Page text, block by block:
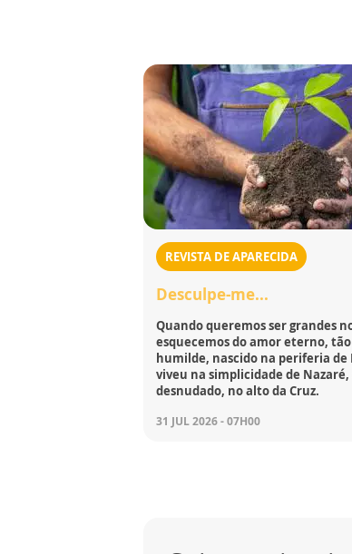
REVISTA DE APARECIDA
Desculpe-me...
Quando queremos ser grandes
esquecemos do amor eterno,
humilde, nascido na periferia de
viveu na simplicidade de
desnudado, no alto da Cruz.
31 JUL 2026 - 07H00